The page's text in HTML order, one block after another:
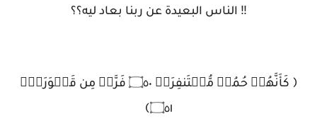
‼️ الناس البعيدة عن ربنا بعاد ليه؟؟
﴿ كَأَنَّهُمۡ حُمُرࣱ مُّسۡتَنفِرَةࣱ ۝٥٠ فَرَّتۡ مِن قَسۡوَرَةِۭ
۝٥١﴾